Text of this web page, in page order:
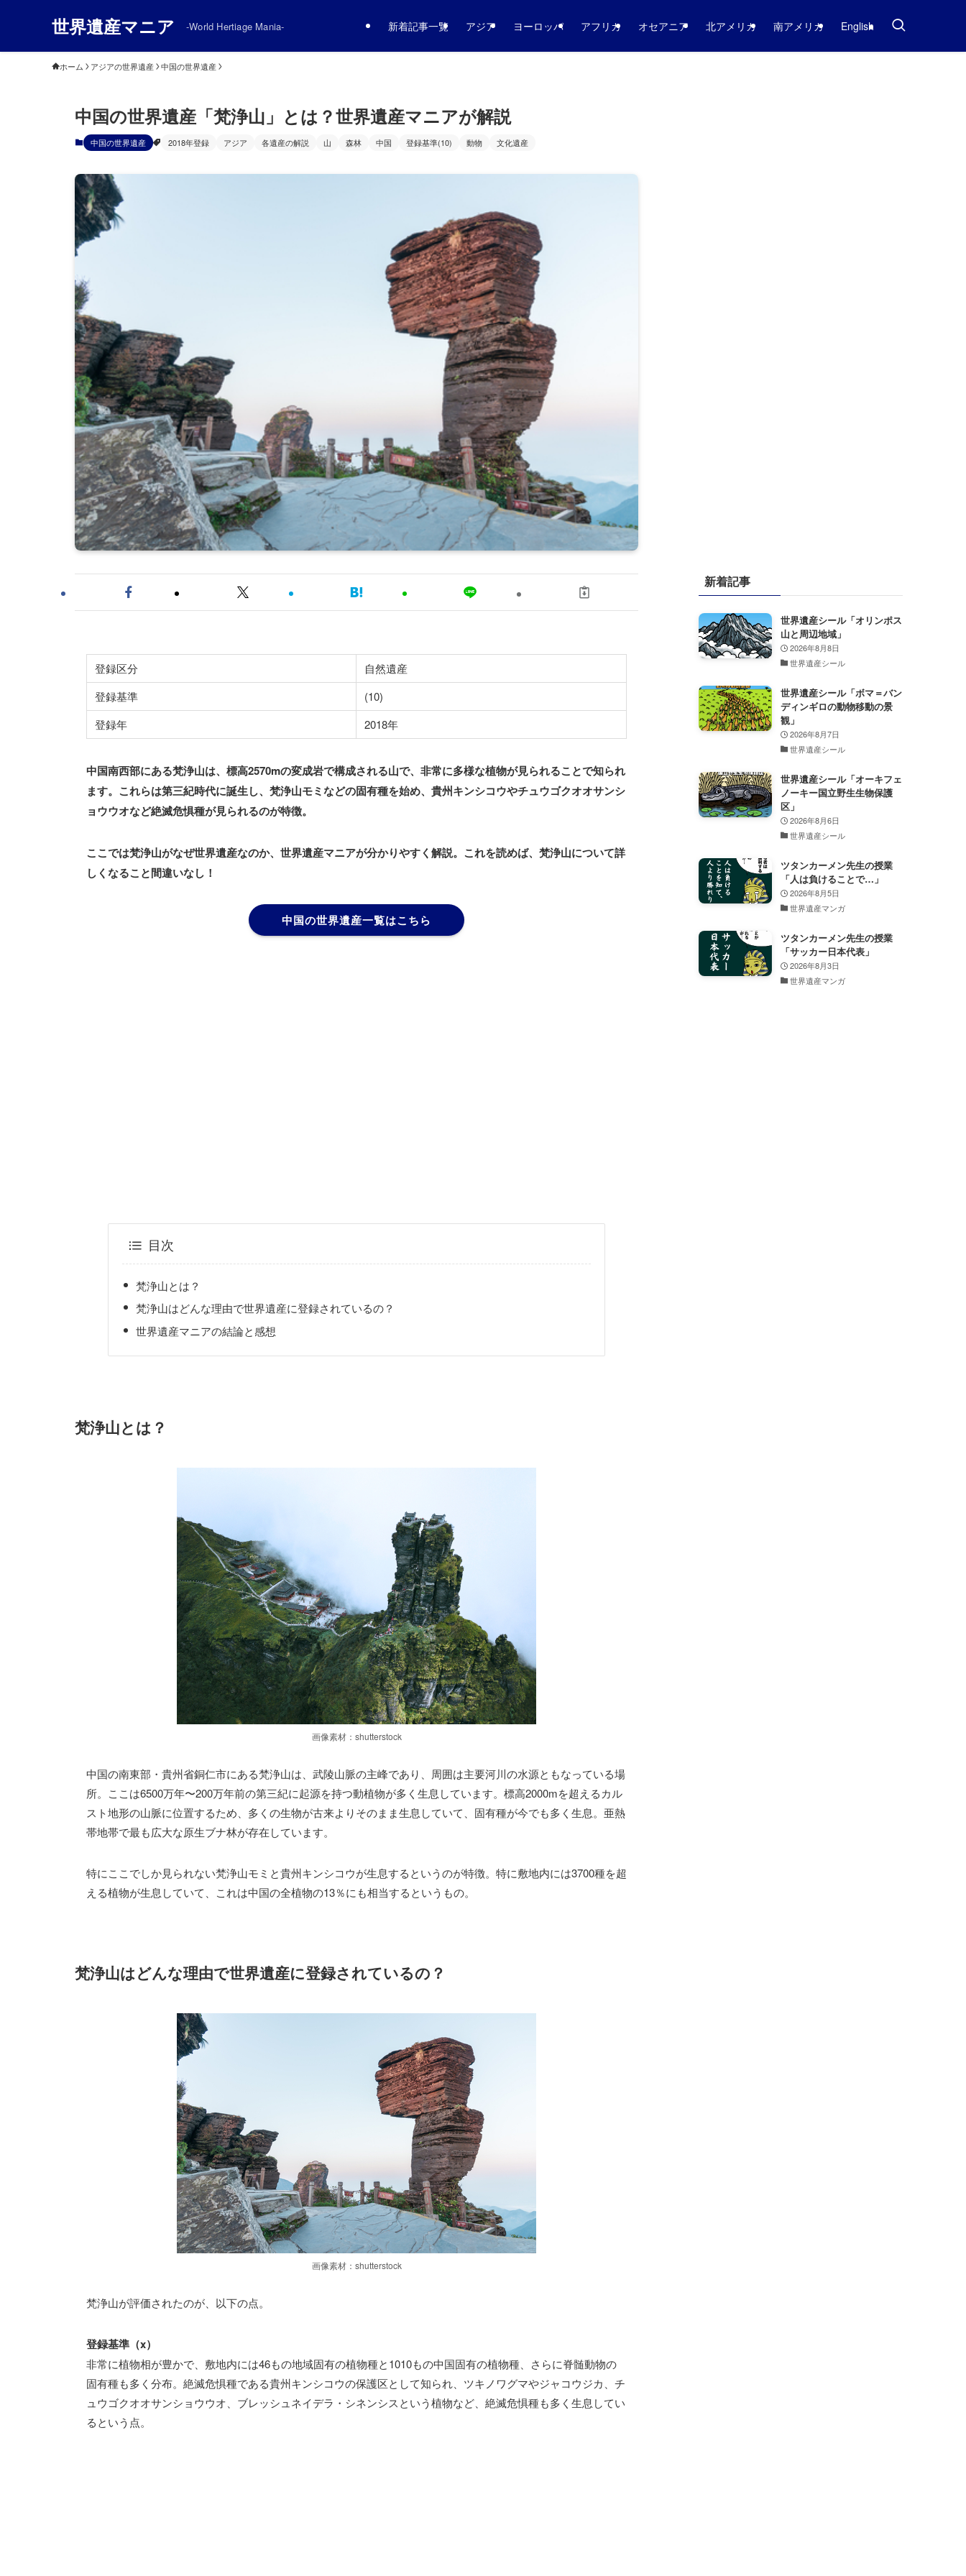
世界遺産マニア -World Hertiage Mania- 新着記事一覧 アジア ヨーロッパ アフリカ オセアニア 北アメリカ 南アメリカ English
ホーム アジアの世界遺産 中国の世界遺産
中国の世界遺産「梵浄山」とは？世界遺産マニアが解説
中国の世界遺産 2018年登録 アジア 各遺産の解説 山 森林 中国 登録基準(10) 動物 文化遺産
登録区分
自然遺産
登録基準
(10)
登録年
2018年
中国南西部にある梵浄山は、標高2570mの変成岩で構成される山で、非常に多様な植物が見られることで知られ
ます。これらは第三紀時代に誕生し、梵浄山モミなどの固有種を始め、貴州キンシコウやチュウゴクオオサンシ
ョウウオなど絶滅危惧種が見られるのが特徴。
ここでは梵浄山がなぜ世界遺産なのか、世界遺産マニアが分かりやすく解説。これを読めば、梵浄山について詳
しくなること間違いなし！
中国の世界遺産一覧はこちら
目次
梵浄山とは？
梵浄山はどんな理由で世界遺産に登録されているの？
世界遺産マニアの結論と感想
梵浄山とは？
画像素材：shutterstock
中国の南東部・貴州省銅仁市にある梵浄山は、武陵山脈の主峰であり、周囲は主要河川の水源ともなっている場
所。ここは6500万年〜200万年前の第三紀に起源を持つ動植物が多く生息しています。標高2000mを超えるカル
スト地形の山脈に位置するため、多くの生物が古来よりそのまま生息していて、固有種が今でも多く生息。亜熱
帯地帯で最も広大な原生ブナ林が存在しています。
特にここでしか見られない梵浄山モミと貴州キンシコウが生息するというのが特徴。特に敷地内には3700種を超
える植物が生息していて、これは中国の全植物の13％にも相当するというもの。
梵浄山はどんな理由で世界遺産に登録されているの？
画像素材：shutterstock
梵浄山が評価されたのが、以下の点。
登録基準（x）
非常に植物相が豊かで、敷地内には46もの地域固有の植物種と1010もの中国固有の植物種、さらに脊髄動物の
固有種も多く分布。絶滅危惧種である貴州キンシコウの保護区として知られ、ツキノワグマやジャコウジカ、チ
ュウゴクオオサンショウウオ、ブレッシュネイデラ・シネンシスという植物など、絶滅危惧種も多く生息してい
るという点。
新着記事
世界遺産シール「オリンポス
山と周辺地域」
2026年8月8日
世界遺産シール
世界遺産シール「ボマ＝バン
ディンギロの動物移動の景
観」
2026年8月7日
世界遺産シール
世界遺産シール「オーキフェ
ノーキー国立野生生物保護
区」
2026年8月6日
世界遺産シール
ツタンカーメン先生の授業
「人は負けることで…」
2026年8月5日
世界遺産マンガ
ツタンカーメン先生の授業
「サッカー日本代表」
2026年8月3日
世界遺産マンガ